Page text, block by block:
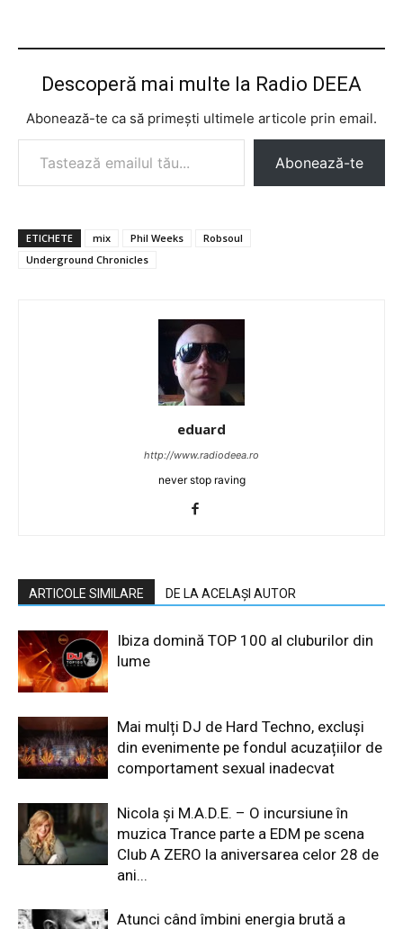
Descoperă mai multe la Radio DEEA
Abonează-te ca să primești ultimele articole prin email.
Tastează emailul tău...
Abonează-te
ETICHETE mix Phil Weeks
Robsoul
Underground Chronicles
eduard
http://www.radiodeea.ro
never stop raving
ARTICOLE SIMILARE DE LA ACELAȘI AUTOR
Ibiza domină TOP 100 al cluburilor din
lume
Mai mulți DJ de Hard Techno, excluși
din evenimente pe fondul acuzațiilor de
comportament sexual inadecvat
Nicola și M.A.D.E. – O incursiune în
muzica Trance parte a EDM pe scena
Club A ZERO la aniversarea celor 28 de
ani...
Atunci când îmbini energia brută a